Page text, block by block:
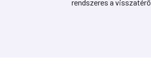
rendszeres a visszatérő